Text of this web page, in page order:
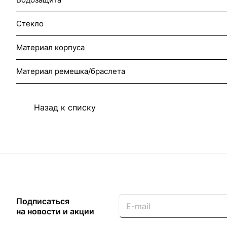
Стекло
Материал корпуса
Материал ремешка/браслета
Назад к списку
Подписаться
на новости и акции